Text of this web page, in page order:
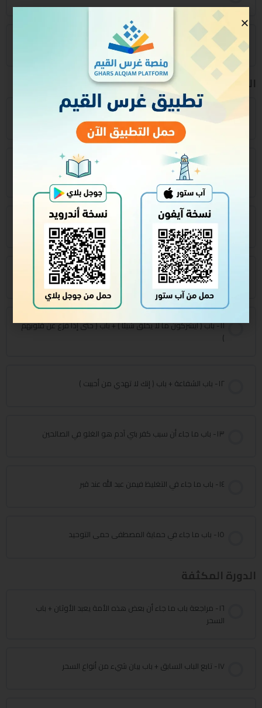
الفصل الدراسي الثاني
٨- تابع الباب السابق + باب لا يذبح لله بمكان يذبح فيه لغير الله +باب
النذر + باب الاستعاذة
١١- باب ( أيشركون ما لا يخلق شيئا ) + باب ( حتى إذا فُزع عن قلوبهم
)
١٢- باب الشفاعة + باب ( إنك لا تهدي من أحببت )
١٣- باب ما جاء أن سبب كفر بني آدم هو الغلو في الصالحين
١٤- باب ما جاء في التغليظ فيمن عبد الله عند قبر
١٥- باب ما جاء في حماية المصطفى حمى التوحيد
الدورة المكثفة
١٦- مراجعة باب ما جاء أن بعض هذه الأمة يعبد الأوثان + باب
السحر
١٧- تابع الباب السابق + باب بيان شيء من أنواع السحر